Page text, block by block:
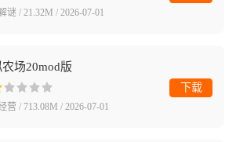
谜 / 21.32M / 2026-07-01
场20mod版
营 / 713.08M / 2026-07-01
下载